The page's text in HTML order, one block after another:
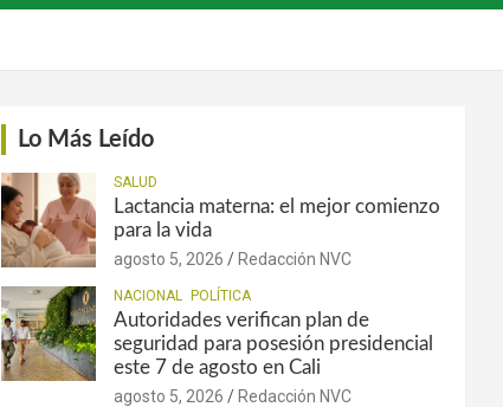
Lo Más Leído
SALUD
Lactancia materna: el mejor comienzo
para la vida
agosto 5, 2026 Redacción NVC
NACIONAL POLÍTICA
Autoridades verifican plan de
seguridad para posesión presidencial
este 7 de agosto en Cali
agosto 5, 2026 Redacción NVC